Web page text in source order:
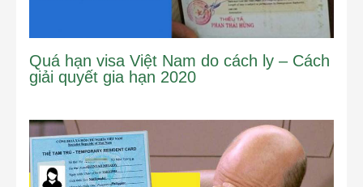
Quá hạn visa Việt Nam do cách ly – Cách
giải quyết gia hạn 2020